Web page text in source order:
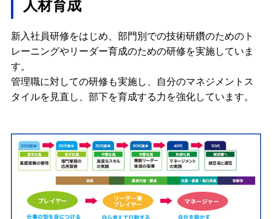
人材育成
新入社員研修をはじめ、部門別での技術研鑽のためのト
レーニングやリーダー育成のための研修を実施していま
す。
管理職に対しての研修も実施し、自分のマネジメントス
タイルを見直し、部下を育成する力を強化しています。